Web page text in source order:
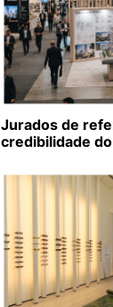
Jurados de
credibilidade do